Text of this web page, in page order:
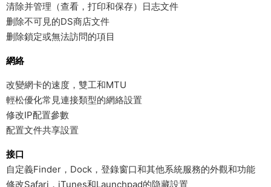
清除并管理（查看，打印和保存）日志文件
删除不可見的DS商店文件
删除鎖定或無法訪問的項目
網絡
改變網卡的速度，雙工和MTU
輕松優化常見連接類型的網絡設置
修改IP配置參數
配置文件共享設置
接口
自定義Finder，Dock，登錄窗口和其他系統服務的外觀和功能
修改Safari，iTunes和Launchpad的隐藏設置